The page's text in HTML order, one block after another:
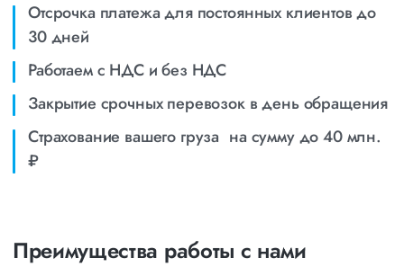
Отсрочка платежа для постоянных клиентов до
30 дней
Работаем с НДС и без НДС
Закрытие срочных перевозок в день обращения
Страхование вашего груза на сумму до 40 млн.
₽
Преимущества работы с нами